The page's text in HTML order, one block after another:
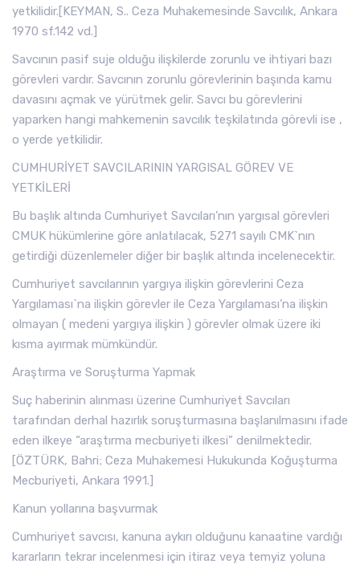
yetkilidir.[KEYMAN, S.. Ceza Muhakemesinde Savcılık, Ankara
1970 sf.142 vd.]
Savcının pasif suje olduğu ilişkilerde zorunlu ve ihtiyari bazı
görevleri vardır. Savcının zorunlu görevlerinin başında kamu
davasını açmak ve yürütmek gelir. Savcı bu görevlerini
yaparken hangi mahkemenin savcılık teşkilatında görevli ise ,
o yerde yetkilidir.
CUMHURİYET SAVCILARININ YARGISAL GÖREV VE
YETKİLERİ
Bu başlık altında Cumhuriyet Savcıları’nın yargısal görevleri
CMUK hükümlerine göre anlatılacak, 5271 sayılı CMK`nın
getirdiği düzenlemeler diğer bir başlık altında incelenecektir.
Cumhuriyet savcılarının yargıya ilişkin görevlerini Ceza
Yargılaması`na ilişkin görevler ile Ceza Yargılaması’na ilişkin
olmayan ( medeni yargıya ilişkin ) görevler olmak üzere iki
kısma ayırmak mümkündür.
Araştırma ve Soruşturma Yapmak
Suç haberinin alınması üzerine Cumhuriyet Savcıları
tarafından derhal hazırlık soruşturmasına başlanılmasını ifade
eden ilkeye “araştırma mecburiyeti ilkesi” denilmektedir.
[ÖZTÜRK, Bahri; Ceza Muhakemesi Hukukunda Koğuşturma
Mecburiyeti, Ankara 1991.]
Kanun yollarına başvurmak
Cumhuriyet savcısı, kanuna aykırı olduğunu kanaatine vardığı
kararların tekrar incelenmesi için itiraz veya temyiz yoluna